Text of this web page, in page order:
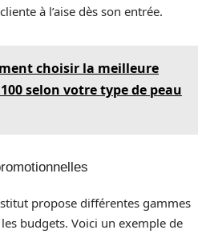
à l’aise dès son entrée.
choisir la meilleure
selon votre type de peau
propose différentes gammes
budgets. Voici un exemple de